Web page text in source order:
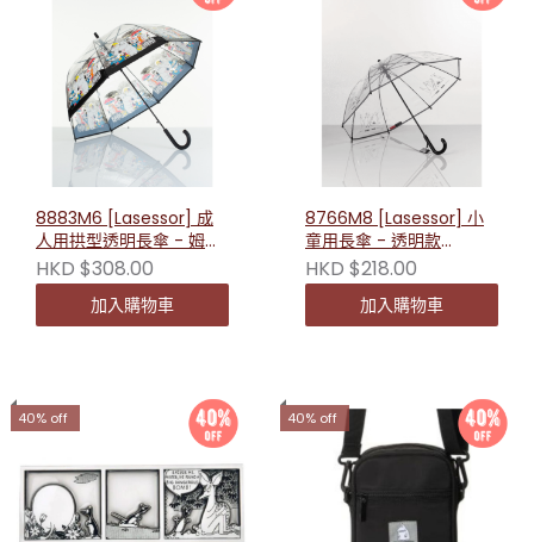
8883M6 [Lasessor] 成
人用拱型透明長傘 - 姆明
漫畫 8106336250002
HKD $308.00
加入購物車
8766M8 [Lasessor] 小
童用長傘 - 透明款
6430011592760
HKD $218.00
加入購物車
40% off 40% off